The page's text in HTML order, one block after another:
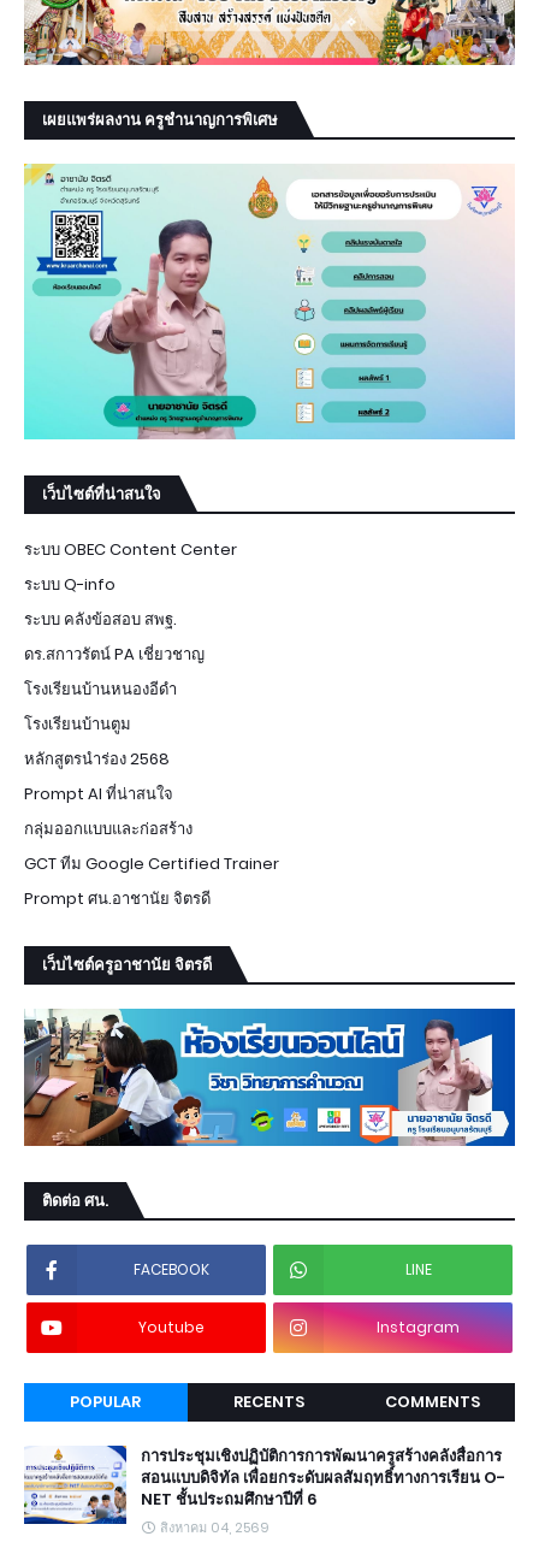
เผยแพร่ผลงาน ครูชำนาญการพิเศษ
เว็บไซต์ที่น่าสนใจ
ระบบ OBEC Content Center
ระบบ Q-info
ระบบ คลังข้อสอบ สพฐ.
ดร.สกาวรัตน์ PA เชี่ยวชาญ
โรงเรียนบ้านหนองอีดำ
โรงเรียนบ้านตูม
หลักสูตรนำร่อง 2568
Prompt AI ที่น่าสนใจ
กลุ่มออกแบบและก่อสร้าง
GCT ทีม Google Certified Trainer
Prompt ศน.อาชานัย จิตรดี
เว็บไซต์ครูอาชานัย จิตรดี
ติดต่อ ศน.
FACEBOOK LINE
Youtube Instagram
POPULAR RECENTS COMMENTS
การประชุมเชิงปฏิบัติการการพัฒนาครูสร้างคลังสื่อการ
สอนแบบดิจิทัล เพื่อยกระดับผลสัมฤทธิ์ทางการเรียน O-
NET ชั้นประถมศึกษาปีที่ 6
สิงหาคม 04, 2569